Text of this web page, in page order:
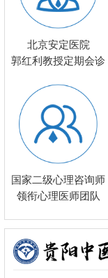
北京安定医院
郭红利教授定期会诊
国家二级心理咨询师
领衔心理医师团队